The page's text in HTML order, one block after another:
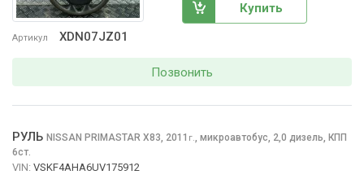
Артикул XDN07JZ01
Купить
Позвонить
РУЛЬ NISSAN PRIMASTAR X83, 2011 г., микроавтобус, 2,0 дизель, КПП
6ст.
VIN: VSKF4AHA6UV175912